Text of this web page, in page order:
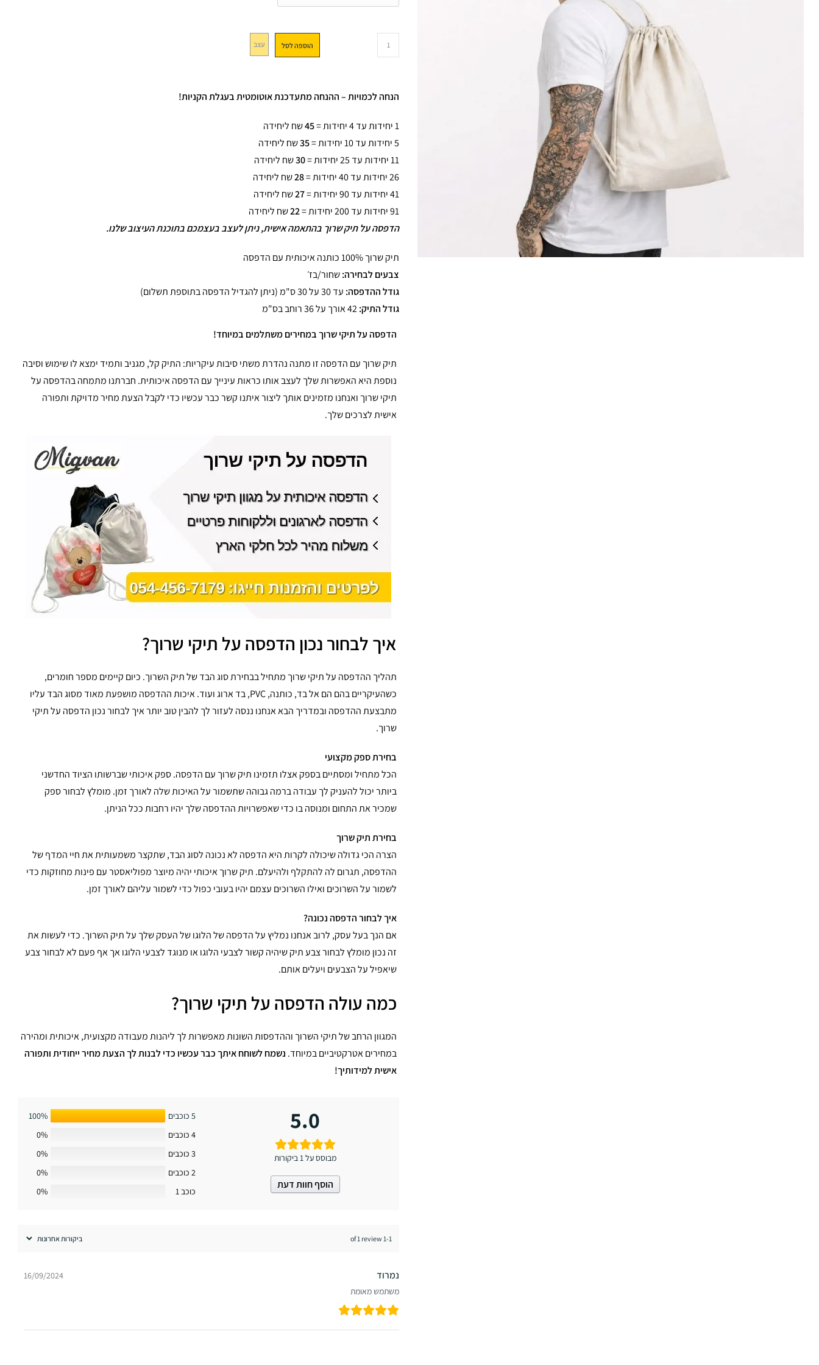
הוספה לסל עצב
הנחה לכמויות – ההנחה מתעדכנת אוטומטית בעגלת הקניות!
1 יחידות עד 4 יחידות = 45שח ליחידה
5 יחידות עד 10 יחידות =
35שח ליחידה
11 יחידות עד 25 יחידות =
30שח ליחידה
26 יחידות עד 40 יחידות =
28שח ליחידה
41 יחידות עד 90 יחידות =
27שח ליחידה
91 יחידות עד 200 יחידות =
22שח ליחידה
הדפסה על תיק שרוך בהתאמה אישית, ניתן לעצב בעצמכם בתוכנת העיצוב שלנו.
תיק שרוך 100% כותנה איכותית עם הדפסה
צבעים לבחירה:שחור/בז׳
גודל ההדפסה: עד 30 על 30 ס"מ (ניתן להגדיל הדפסה בתוספת תשלום)
גודל התיק:
הדפסה על תיקי שרוך במחירים משתלמים במיוחד!
תיק שרוך עם הדפסה זו מתנה נהדרת משתי סיבות עיקריות: התיק קל, מגניב ותמיד ימצא לו שימוש וסיבה
נוספת היא האפשרות שלך לעצב אותו כראות עינייך עם הדפסה איכותית. חברתנו מתמחה בהדפסה על
תיקי שרוך ואנחנו מזמינים אותך ליצור איתנו קשר כבר עכשיו כדי לקבל הצעת מחיר מדויקת ותפורה
אישית לצרכים שלך.
איך לבחור נכון הדפסה על תיקי שרוך?
תהליך ההדפסה על תיקי שרוך מתחיל בבחירת סוג הבד של תיק השרוך. כיום קיימים מספר חומרים,
כשהעיקריים בהם הם אל בד, כותנה, PVC, בד ארוג ועוד. איכות ההדפסה מושפעת מאוד מסוג הבד עליו
מתבצעת ההדפסה ובמדריך הבא אנחנו ננסה לעזור לך להבין טוב יותר איך לבחור נכון הדפסה על תיקי
שרוך.
בחירת ספק מקצועי
הכל מתחיל ומסתיים בספק אצלו תזמינו תיק שרוך עם הדפסה. ספק איכותי שברשותו הציוד החדשני
ביותר יכול להעניק לך עבודה ברמה גבוהה שתשמור על האיכות שלה לאורך זמן. מומלץ לבחור ספק
שמכיר את התחום ומנוסה בו כדי שאפשרויות ההדפסה שלך יהיו רחבות ככל הניתן.
בחירת תיק שרוך
הצרה הכי גדולה שיכולה לקרות היא הדפסה לא נכונה לסוג הבד, שתקצר משמעותית את חיי המדף של
ההדפסה, תגרום לה להתקלף ולהיעלם. תיק שרוך איכותי יהיה מיוצר מפוליאסטר עם פינות מחוזקות כדי
לשמור על השרוכים ואילו השרוכים עצמם יהיו בעובי כפול כדי לשמור עליהם לאורך זמן.
איך לבחור הדפסה נכונה?
אם הנך בעל עסק, לרוב אנחנו נמליץ על הדפסה של הלוגו של העסק שלך על תיק השרוך. כדי לעשות את
זה נכון מומלץ לבחור צבע תיק שיהיה קשור לצבעי הלוגו או מנוגד לצבעי הלוגו אך אף פעם לא לבחור צבע
שיאפיל על הצבעים ויעלים אותם.
כמה עולה הדפסה על תיקי שרוך?
המגוון הרחב של תיקי השרוך וההדפסות השונות מאפשרות לך ליהנות מעבודה מקצועית, איכותית ומהירה
במחירים אטרקטיביים במיוחד. נשמח לשוחח איתך כבר עכשיו כדי לבנות לך הצעת מחיר ייחודית ותפורה
אישית למידותיך!
5.0
מבוסס על 1 ביקורות
הוסף חוות דעת
5 כוכבים
100%
4 כוכבים
0%
3 כוכבים
0%
2 כוכבים
0%
כוכב 1
0%
1-1 of 1 review
נמרוד
משתמש מאומת
16/09/2024